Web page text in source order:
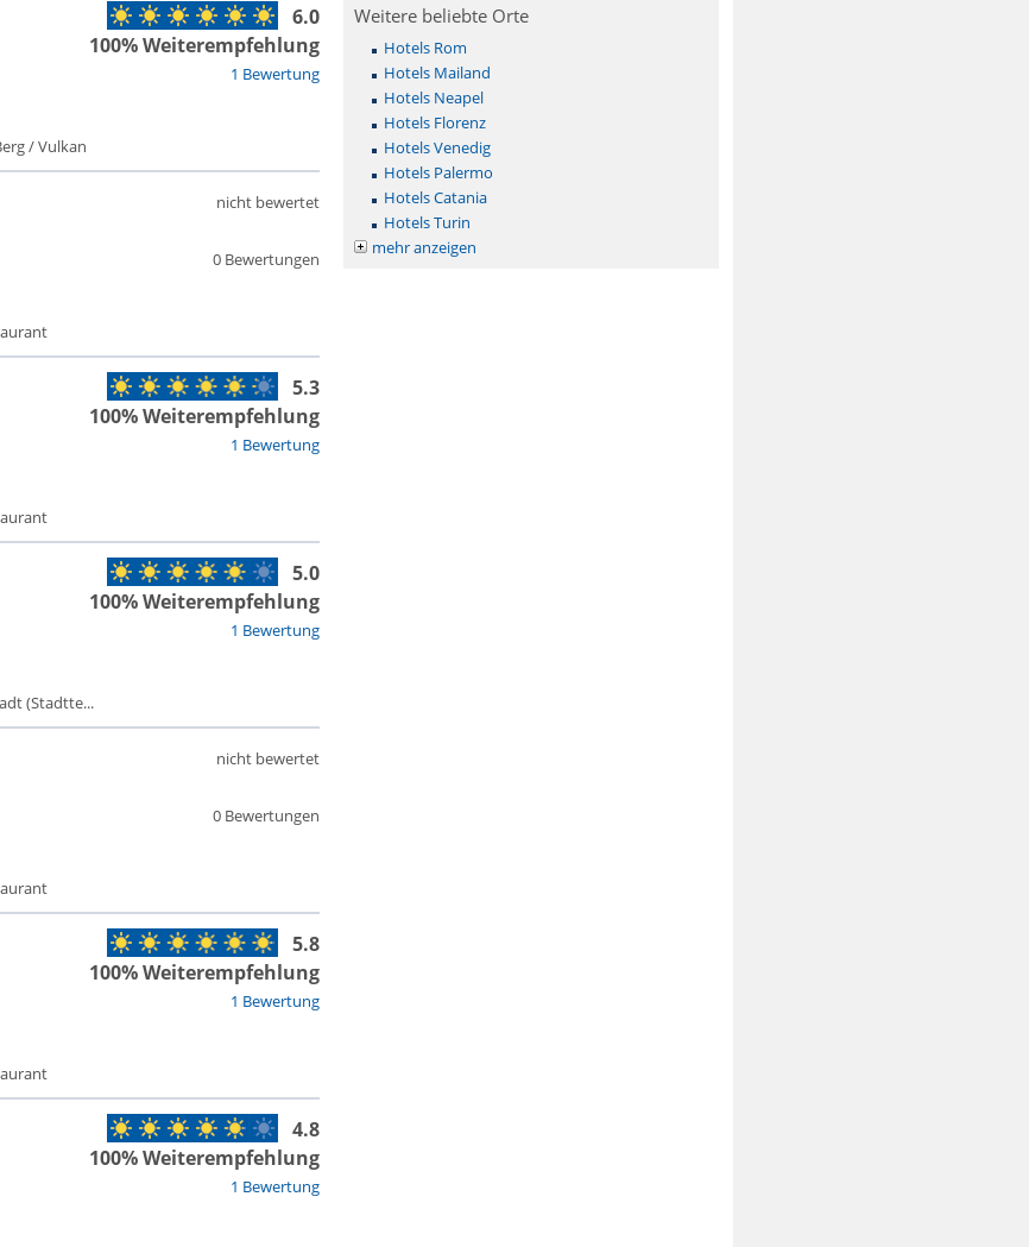
1 Bewertung
6.0
100% Weiterempfehlung
/ Vulkan
0 Bewertungen
nicht bewertet
1 Bewertung
5.3
100% Weiterempfehlung
1 Bewertung
5.0
100% Weiterempfehlung
(Stadtte...
0 Bewertungen
nicht bewertet
1 Bewertung
5.8
100% Weiterempfehlung
1 Bewertung
4.8
100% Weiterempfehlung
Weitere beliebte Orte
Hotels Rom
Hotels Mailand
Hotels Neapel
Hotels Florenz
Hotels Venedig
Hotels Palermo
Hotels Catania
Hotels Turin
mehr anzeigen